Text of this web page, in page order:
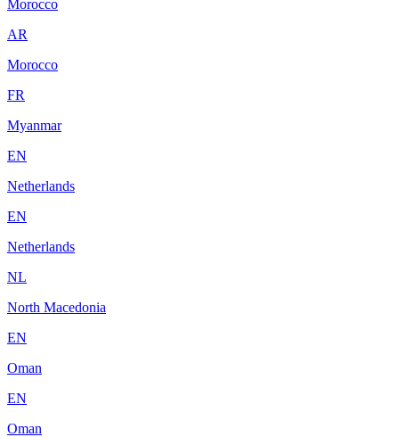
Morocco
AR
Morocco
FR
Myanmar
EN
Netherlands
EN
Netherlands
NL
North Macedonia
EN
Oman
EN
Oman